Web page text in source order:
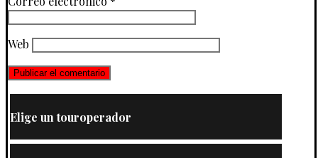
Web
Elige un touroperador